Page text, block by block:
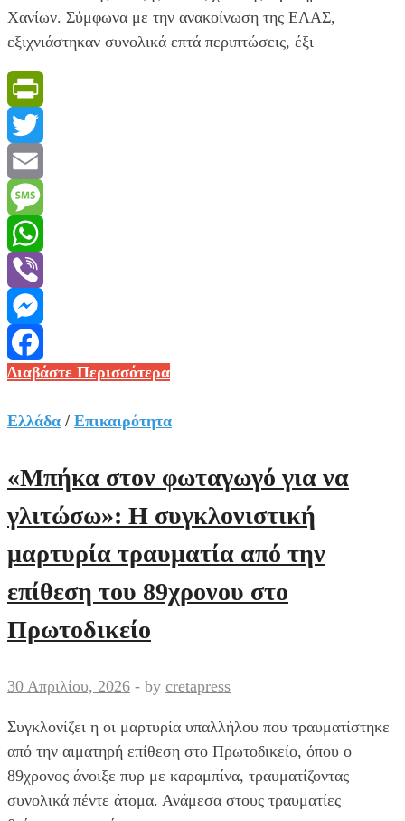
Χανίων. Σύμφωνα με την ανακοίνωση της ΕΛΑΣ,
εξιχνιάστηκαν συνολικά επτά περιπτώσεις, έξι
PrintFriendly
Twitter
Email
Message
WhatsApp
Viber
Messenger
Facebook
Χανιά:
κύκλωμα
εξαπατούσε
ηλικιωμένους
-Παρίσταναν
ΔΕΔΔΗΕ
και
τρεις
Διαβάστε Περισσότερα
Ελλάδα / Επικαιρότητα
«Μπήκα στον φωταγωγό για να
γλιτώσω»: Η συγκλονιστική
μαρτυρία τραυματία από την
επίθεση του 89χρονου στο
Πρωτοδικείο
30 Απριλίου, 2026 - by cretapress
Συγκλονίζει η οι μαρτυρία υπαλλήλου που τραυματίστηκε
από την αιματηρή επίθεση στο Πρωτοδικείο, όπου ο
89χρονος άνοιξε πυρ με καραμπίνα, τραυματίζοντας
συνολικά πέντε άτομα. Ανάμεσα στους τραυματίες